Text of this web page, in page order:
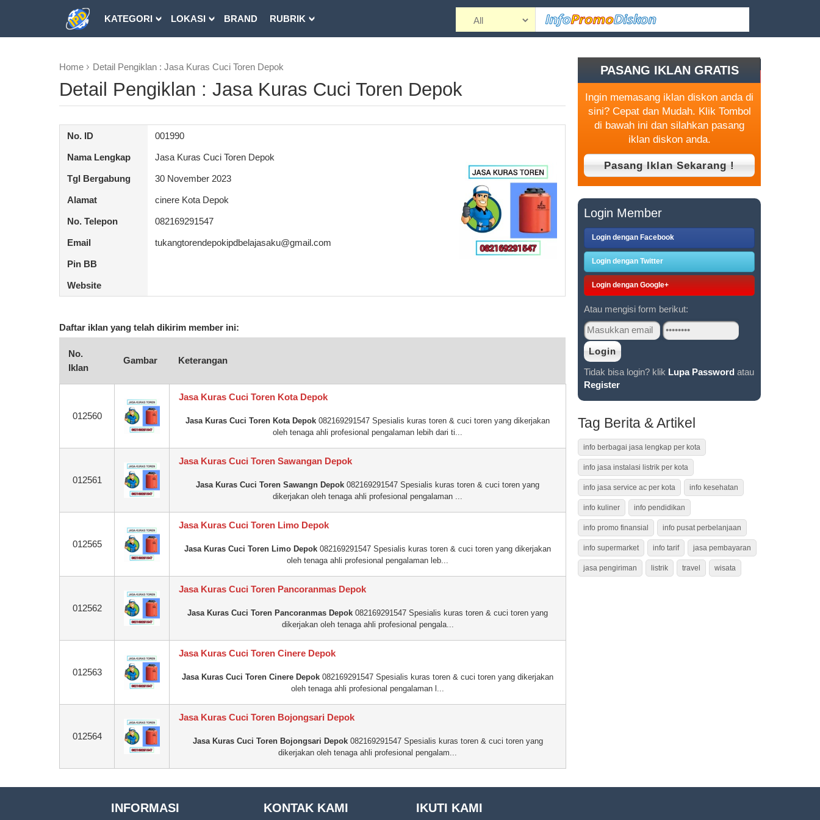
KATEGORI LOKASI BRAND RUBRIK
Home
Detail Pengiklan : Jasa Kuras Cuci Toren Depok
Detail Pengiklan : Jasa Kuras Cuci Toren Depok
No. ID 001990
Nama Lengkap Jasa Kuras Cuci Toren Depok
Tgl Bergabung 30 November 2023
Alamat cinere Kota Depok
No. Telepon 082169291547
Email tukangtorendepokipdbelajasaku@gmail.com
Pin BB
Website
Daftar iklan yang telah dikirim member ini:
No.
Iklan
Gambar Keterangan
012560
Jasa Kuras Cuci Toren Kota Depok
Jasa Kuras Cuci Toren Kota Depok 082169291547 Spesialis kuras toren & cuci toren yang dikerjakan
oleh tenaga ahli profesional pengalaman lebih dari ti...
012561
Jasa Kuras Cuci Toren Sawangan Depok
Jasa Kuras Cuci Toren Sawangn Depok 082169291547 Spesialis kuras toren & cuci toren yang
dikerjakan oleh tenaga ahli profesional pengalaman ...
012565
Jasa Kuras Cuci Toren Limo Depok
Jasa Kuras Cuci Toren Limo Depok 082169291547 Spesialis kuras toren & cuci toren yang dikerjakan
oleh tenaga ahli profesional pengalaman leb...
012562
Jasa Kuras Cuci Toren Pancoranmas Depok
Jasa Kuras Cuci Toren Pancoranmas Depok 082169291547 Spesialis kuras toren & cuci toren yang
dikerjakan oleh tenaga ahli profesional pengala...
012563
Jasa Kuras Cuci Toren Cinere Depok
Jasa Kuras Cuci Toren Cinere Depok 082169291547 Spesialis kuras toren & cuci toren yang dikerjakan
oleh tenaga ahli profesional pengalaman l...
012564
Jasa Kuras Cuci Toren Bojongsari Depok
Jasa Kuras Cuci Toren Bojongsari Depok082169291547 Spesialis kuras toren & cuci toren yang
dikerjakan oleh tenaga ahli profesional pengalam...
PASANG IKLAN GRATIS
Ingin memasang iklan diskon anda di
sini? Cepat dan Mudah. Klik Tombol
di bawah ini dan silahkan pasang
iklan diskon anda.
Login Member
Login dengan Facebook
Login dengan Twitter
Login dengan Google+
Atau mengisi form berikut:
Tidak bisa login? klik Lupa Password atau
Register
Tag Berita & Artikel
info berbagai jasa lengkap per kota
info jasa instalasi listrik per kota
info jasa service ac per kota info kesehatan
info kuliner info pendidikan
info promo finansial info pusat perbelanjaan
info supermarket info tarif jasa pembayaran
jasa pengiriman listrik travel wisata
INFORMASI KONTAK KAMI IKUTI KAMI